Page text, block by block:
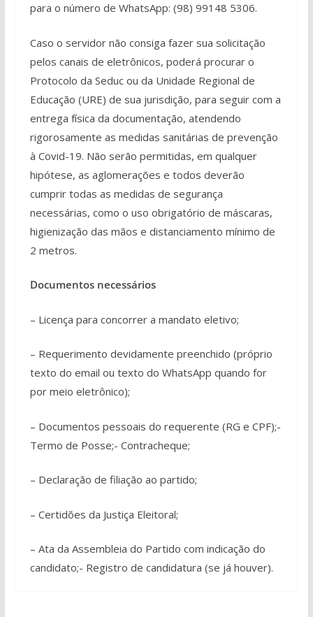
para o número de WhatsApp: (98) 99148 5306.
Caso o servidor não consiga fazer sua solicitação
pelos canais de eletrônicos, poderá procurar o
Protocolo da Seduc ou da Unidade Regional de
Educação (URE) de sua jurisdição, para seguir com a
entrega física da documentação, atendendo
rigorosamente as medidas sanitárias de prevenção
à Covid-19. Não serão permitidas, em qualquer
hipótese, as aglomerações e todos deverão
cumprir todas as medidas de segurança
necessárias, como o uso obrigatório de máscaras,
higienização das mãos e distanciamento mínimo de
2 metros.
Documentos necessários
– Licença para concorrer a mandato eletivo;
– Requerimento devidamente preenchido (próprio
texto do email ou texto do WhatsApp quando for
por meio eletrônico);
– Documentos pessoais do requerente (RG e CPF);-
Termo de Posse;- Contracheque;
– Declaração de filiação ao partido;
– Certidões da Justiça Eleitoral;
– Ata da Assembleia do Partido com indicação do
candidato;- Registro de candidatura (se já houver).